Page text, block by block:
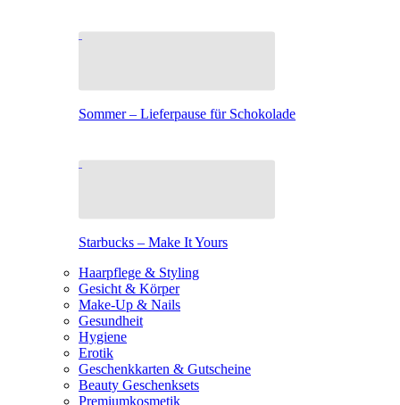
Sommer – Lieferpause für Schokolade
Starbucks – Make It Yours
Haarpflege & Styling
Gesicht & Körper
Make-Up & Nails
Gesundheit
Hygiene
Erotik
Geschenkkarten & Gutscheine
Beauty Geschenksets
Premiumkosmetik